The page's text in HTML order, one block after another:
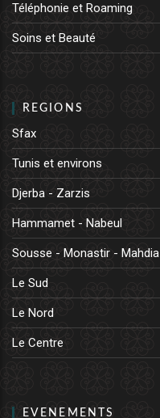
Téléphonie et Roaming
Soins et Beauté
REGIONS
Sfax
Tunis et environs
Djerba - Zarzis
Hammamet - Nabeul
Sousse - Monastir - Mahdia
Le Sud
Le Nord
Le Centre
EVENEMENTS